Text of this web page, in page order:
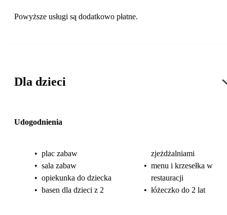
Powyższe usługi są dodatkowo płatne.
Dla dzieci
Udogodnienia
• plac zabaw
• sala zabaw
• opiekunka do dziecka
• basen dla dzieci z 2
zjeżdżalniami
• menu i krzesełka w
restauracji
• łóżeczko do 2 lat